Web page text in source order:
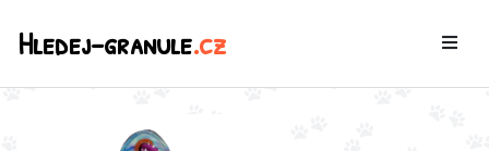
Hledej-granule.cz